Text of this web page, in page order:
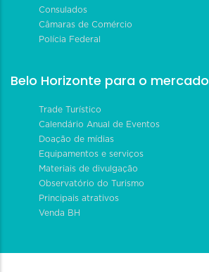
Consulados
Câmaras de Comércio
Polícia Federal
Belo Horizonte para o mercado
Trade Turístico
Calendário Anual de Eventos
Doação de mídias
Equipamentos e serviços
Materiais de divulgação
Observatório do Turismo
Principais atrativos
Venda BH